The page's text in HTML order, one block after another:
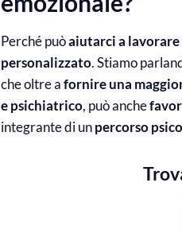
Perché puòaiutarci a
personalizzato. Stiamo
che oltre afornire una
e psichiatrico, puòanche
integrante di unpercorso